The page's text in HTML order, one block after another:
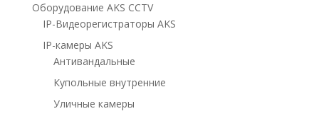
Оборудование AKS CCTV
IP-Видеорегистраторы AKS
IP-камеры AKS
Антивандальные
Купольные внутренние
Уличные камеры